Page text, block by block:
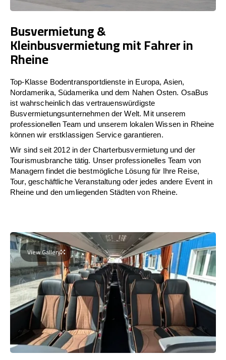
Busvermietung &
Kleinbusvermietung mit Fahrer in
Rheine
Top-Klasse Bodentransportdienste in Europa, Asien,
Nordamerika, Südamerika und dem Nahen Osten. OsaBus
ist wahrscheinlich das vertrauenswürdigste
Busvermietungsunternehmen der Welt. Mit unserem
professionellen Team und unserem lokalen Wissen in Rheine
können wir erstklassigen Service garantieren.
Wir sind seit 2012 in der Charterbusvermietung und der
Tourismusbranche tätig. Unser professionelles Team von
Managern findet die bestmögliche Lösung für Ihre Reise,
Tour, geschäftliche Veranstaltung oder jedes andere Event in
Rheine und den umliegenden Städten von Rheine.
View Gallery